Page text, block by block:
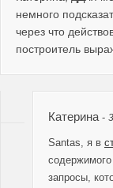
немного
через что
построитель
Катерина-
Santas, я в
запросы,